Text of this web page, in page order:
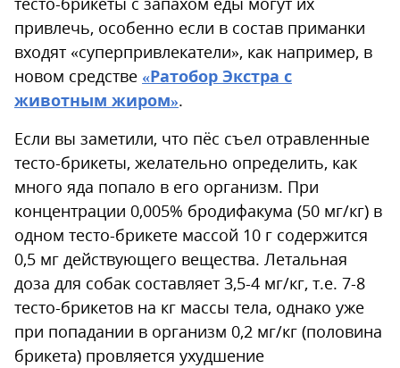
привлечь, особенно если в состав приманки
входят «суперпривлекатели», как например, в
новом средстве «Ратобор Экстра с
животным жиром».
Если вы заметили, что пёс съел отравленные
тесто-брикеты, желательно определить, как
много яда попало в его организм. При
концентрации 0,005% бродифакума (50 мг/кг) в
одном тесто-брикете массой 10 г содержится
0,5 мг действующего вещества. Летальная
доза для собак составляет 3,5-4 мг/кг, т.е. 7-8
тесто-брикетов на кг массы тела, однако уже
при попадании в организм 0,2 мг/кг (половина
брикета) провляется ухудшение